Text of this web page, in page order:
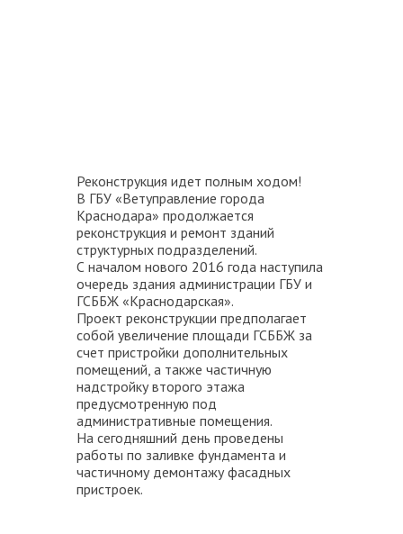
Реконструкция идет полным ходом!
В ГБУ «Ветуправление города
Краснодара» продолжается
реконструкция и ремонт зданий
структурных подразделений.
С началом нового 2016 года наступила
очередь здания администрации ГБУ и
ГСББЖ «Краснодарская».
Проект реконструкции предполагает
собой увеличение площади ГСББЖ за
счет пристройки дополнительных
помещений, а также частичную
надстройку второго этажа
предусмотренную под
административные помещения.
На сегодняшний день проведены
работы по заливке фундамента и
частичному демонтажу фасадных
пристроек.